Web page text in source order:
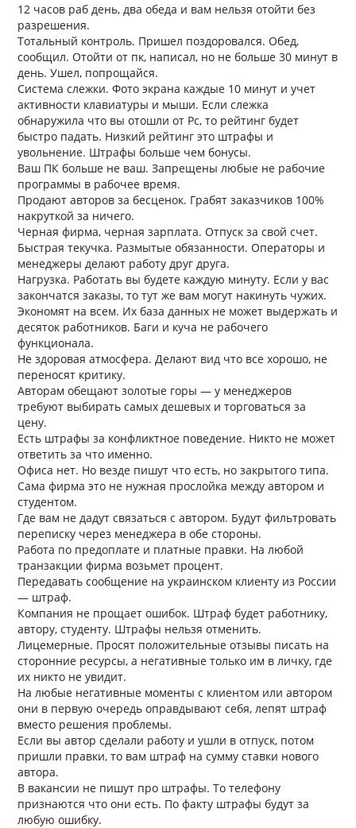
12 часов раб день, два обеда и вам нельзя отойти без
разрешения.
Тотальный контроль. Пришел поздоровался. Обед,
сообщил. Отойти от пк, написал, но не больше 30 минут в
день. Ушел, попрощайся.
Система слежки. Фото экрана каждые 10 минут и учет
активности клавиатуры и мыши. Если слежка
обнаружила что вы отошли от Рс, то рейтинг будет
быстро падать. Низкий рейтинг это штрафы и
увольнение. Штрафы больше чем бонусы.
Ваш ПК больше не ваш. Запрещены любые не рабочие
программы в рабочее время.
Продают авторов за бесценок. Грабят заказчиков 100%
накруткой за ничего.
Черная фирма, черная зарплата. Отпуск за свой счет.
Быстрая текучка. Размытые обязанности. Операторы и
менеджеры делают работу друг друга.
Нагрузка. Работать вы будете каждую минуту. Если у вас
закончатся заказы, то тут же вам могут накинуть чужих.
Экономят на всем. Их база данных не может выдержать и
десяток работников. Баги и куча не рабочего
функционала.
Не здоровая атмосфера. Делают вид что все хорошо, не
переносят критику.
Авторам обещают золотые горы — у менеджеров
требуют выбирать самых дешевых и торговаться за
цену.
Есть штрафы за конфликтное поведение. Никто не может
ответить за что именно.
Офиса нет. Но везде пишут что есть, но закрытого типа.
Сама фирма это не нужная прослойка между автором и
студентом.
Где вам не дадут связаться с автором. Будут фильтровать
переписку через менеджера в обе стороны.
Работа по предоплате и платные правки. На любой
транзакции фирма возьмет процент.
Передавать сообщение на украинском клиенту из России
— штраф.
Компания не прощает ошибок. Штраф будет работнику,
автору, студенту. Штрафы нельзя отменить.
Лицемерные. Просят положительные отзывы писать на
сторонние ресурсы, а негативные только им в личку, где
их никто не увидит.
На любые негативные моменты с клиентом или автором
они в первую очередь оправдывают себя, лепят штраф
вместо решения проблемы.
Если вы автор сделали работу и ушли в отпуск, потом
пришли правки, то вам штраф на сумму ставки нового
автора.
В вакансии не пишут про штрафы. То телефону
признаются что они есть. По факту штрафы будут за
любую ошибку.